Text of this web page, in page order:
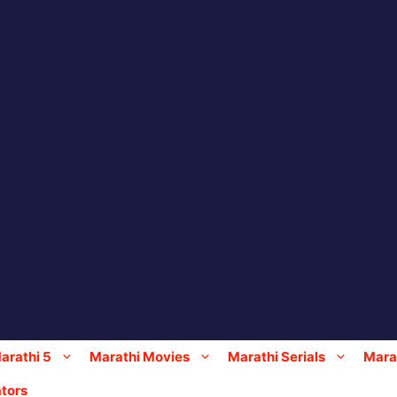
5 Marathi Movies Marathi Serials